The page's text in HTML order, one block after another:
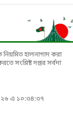
হালনাগাদ করা
সংশ্লিষ্ট দপ্তর সর্বদা
এ ১০:৩৪:৩৭